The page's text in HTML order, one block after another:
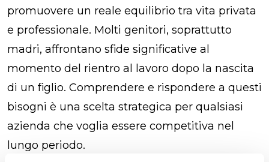
promuovere un reale equilibrio tra vita privata
e professionale. Molti genitori, soprattutto
madri, affrontano sfide significative al
momento del rientro al lavoro dopo la nascita
di un figlio. Comprendere e rispondere a questi
bisogni è una scelta strategica per qualsiasi
azienda che voglia essere competitiva nel
lungo periodo.